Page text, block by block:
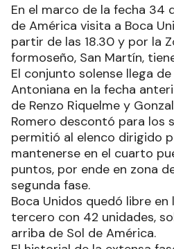
En el marco de la fecha 34
de América visita a Boca
partir de las 18.30 y por la
formoseño, San Martín,
El conjunto solense llega
Antoniana en la fecha
de Renzo Riquelme y
Romero descontó para los
permitió al elenco dirigido
mantenerse en el cuarto
puntos, por ende en zona
segunda fase.
Boca Unidos quedó libre
tercero con 42 unidades,
arriba de Sol de América.